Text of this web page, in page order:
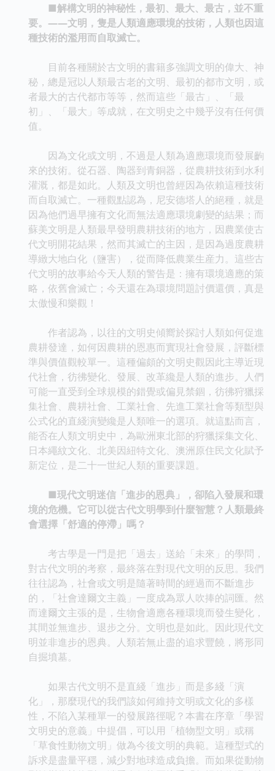
■解構文明的神秘性，最初、最大、最古，並不重
要。——文明，隻是人類適應環境的技術，人類也因這
種技術的濫用而自取滅亡。
目前各種關於古文明的書籍多強調文明的偉大、神
秘，總是冠以人類最古老的文明、最初的都市文明，或
者最大的古代都市等等，然而這些「最古」、「最
初」、「最大」等成就，在文明史之中幾乎沒有任何價
值。
因為文化或文明，不過是人類為適應環境而發展齣
來的技術。從石器、陶器到青銅器，從農耕技術到水利
灌溉，都是如此。人類及文明也曾經因為依賴這種技術
而自取滅亡。一種觀點認為，尼安德塔人的絕種，就是
因為他們過早擁有文化而無法適應環境劇變的結果；而
蘇美文明是人類最早發明農耕技術的地方，因農業使古
代文明開花結果，然而其滅亡的主因，是因為過度農耕
導緻大地白化（鹽害），從而降低農業生産力。這些古
代文明的故事給今天人類的警告是：擁有環境適應的策
略，依舊會滅亡；今天還在為環境問題討價還價，真是
太傲慢和樂觀！
作者認為，以往的文明史傾嚮於探討人類如何促進
農耕發達，如何因農耕的恩惠而實現社會發展，評斷標
準與價值觀較單一。這種偏頗的文明史觀因此主導近現
代社會，彷彿變化、發展、改革纔是人類的進步。人們
可能一直受到全球規模的錯覺或偏見禁錮，彷彿狩獵採
集社會、農耕社會、工業社會、先進工業社會等類型與
公式化的直綫演變纔是人類唯一的選項。就這點而言，
能否在人類文明史中，為歐洲東北部的狩獵採集文化、
日本繩紋文化、北美因紐特文化、澳洲原住民文化賦予
新定位，是二十一世紀人類的重要課題。
■現代文明迷信「進步的恩典」，卻陷入發展和環
境的危機。它可以從古代文明學到什麼智慧？人類最終
會選擇「舒適的停滯」嗎？
考古學是一門是把「過去」送給「未來」的學問，
對古代文明的考察，最終落在對現代文明的反思。我們
往往認為，社會或文明是隨著時間的經過而不斷進步
的，「社會達爾文主義」一度成為眾人吹捧的詞匯。然
而達爾文主張的是，生物會適應各種環境而發生變化，
其間並無進步、退步之分。文明也是如此。因此現代文
明並非進步的恩典。人類若無止盡的追求豐饒，將形同
自掘墳墓。
如果古代文明不是直綫「進步」而是多綫「演
化」，那麼現代的我們該如何維持文明或文化的多樣
性，不陷入某種單一的發展路徑呢？本書在序章「學習
文明史的意義」中提倡，可以用「植物型文明」或稱
「草食性動物文明」做為今後文明的典範。這種型式的
訴求是盡量平穩，減少對地球造成負擔。而如果從動物